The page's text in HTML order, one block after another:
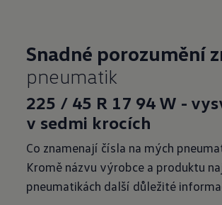
Snadné porozumění
pneumatik
225 / 45 R 17 94 W -
v sedmi krocích
Co znamenají čísla na mých
Kromě názvu výrobce a produktu
pneumatikách další důležité